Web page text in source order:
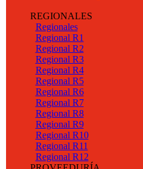
REGIONALES
Regionales
Regional R1
Regional R2
Regional R3
Regional R4
Regional R5
Regional R6
Regional R7
Regional R8
Regional R9
Regional R10
Regional R11
Regional R12